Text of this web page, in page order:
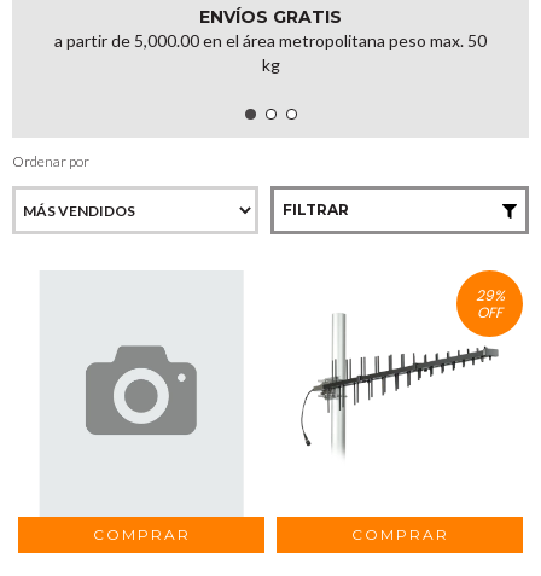
ENVÍOS GRATIS
a partir de 5,000.00 en el área metropolitana peso max. 50
kg
Ordenar por
FILTRAR
29%
OFF